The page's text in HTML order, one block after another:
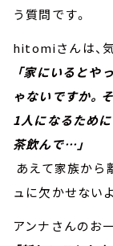
う質問です。
hitomiさんは、
「家にいるとや
ゃないですか。
1人になるため
茶飲んで…」
あえて家族から
ュに欠かせない
アンナさんのお